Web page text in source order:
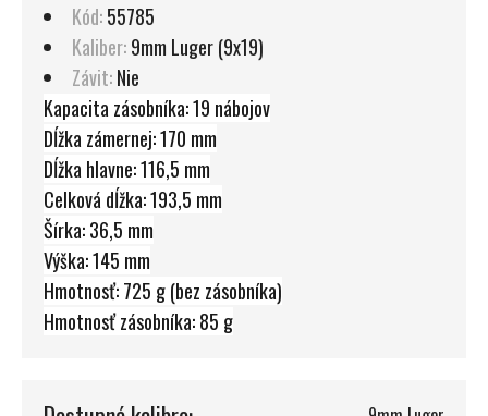
Kód:55785
Kaliber:9mm Luger (9x19)
Závit:Nie
Kapacita zásobníka: 19 nábojov
Dĺžka zámernej: 170 mm
Dĺžka hlavne: 116,5 mm
Celková dĺžka: 193,5 mm
Šírka: 36,5 mm
Výška: 145 mm
Hmotnosť: 725 g (bez zásobníka)
Hmotnosť zásobníka: 85 g